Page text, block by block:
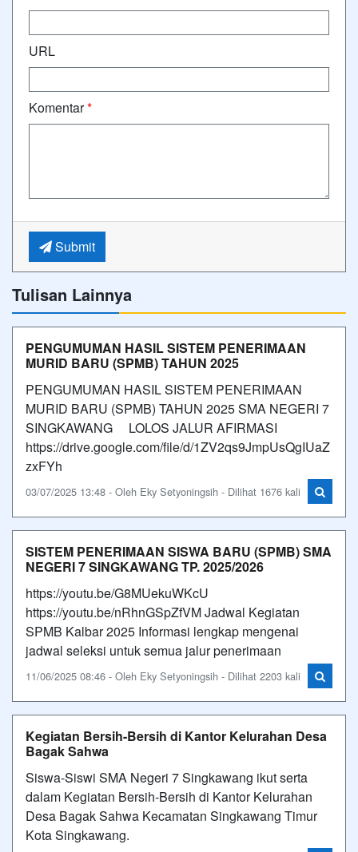
URL
Komentar*
Submit
Tulisan Lainnya
PENGUMUMAN HASIL SISTEM PENERIMAAN
MURID BARU (SPMB) TAHUN 2025
PENGUMUMAN HASIL SISTEM PENERIMAAN
MURID BARU (SPMB) TAHUN 2025 SMA NEGERI 7
SINGKAWANG LOLOS JALUR AFIRMASI
https://drive.google.com/file/d/1ZV2qs9JmpUsQgIUaZ
zxFYh
03/07/2025 13:48 - Oleh Eky Setyoningsih - Dilihat 1676 kali
SISTEM PENERIMAAN SISWA BARU (SPMB) SMA
NEGERI 7 SINGKAWANG TP. 2025/2026
https://youtu.be/G8MUekuWKcU
https://youtu.be/nRhnGSpZfVM Jadwal Kegiatan
SPMB Kalbar 2025 Informasi lengkap mengenai
jadwal seleksi untuk semua jalur penerimaan
11/06/2025 08:46 - Oleh Eky Setyoningsih - Dilihat 2203 kali
Kegiatan Bersih-Bersih di Kantor Kelurahan Desa
Bagak Sahwa
Siswa-Siswi SMA Negeri 7 Singkawang ikut serta
dalam Kegiatan Bersih-Bersih di Kantor Kelurahan
Desa Bagak Sahwa Kecamatan Singkawang Timur
Kota Singkawang.